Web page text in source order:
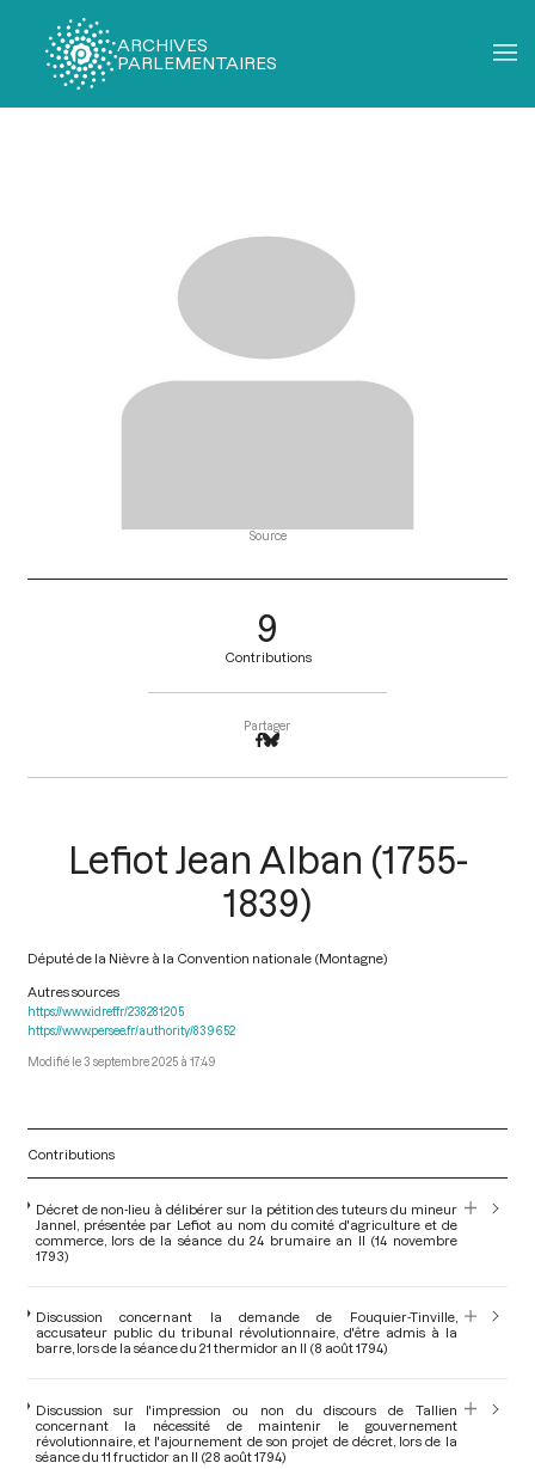
ARCHIVES
PARLEMENTAIRES
Source
9
Contributions
Partager
Lefiot Jean Alban (1755-
1839)
Député de la Nièvre à la Convention nationale (Montagne)
Autres sources
https://www.idref.fr/238281205
https://www.persee.fr/authority/839652
3 septembre 2025 à 17:49
Contributions
Décret de non-lieu à délibérer sur la pétition des tuteurs du mineur
Jannel, présentée par Lefiot au nom du comité d'agriculture et de
commerce, lors de la séance du 24 brumaire an II (14 novembre
1793)
Discussion concernant la demande de Fouquier-Tinville,
accusateur public du tribunal révolutionnaire, d'être admis à la
barre, lors de la séance du 21 thermidor an II (8 août 1794)
Discussion sur l'impression ou non du discours de Tallien
concernant la nécessité de maintenir le gouvernement
révolutionnaire, et l'ajournement de son projet de décret, lors de la
séance du 11 fructidor an II (28 août 1794)